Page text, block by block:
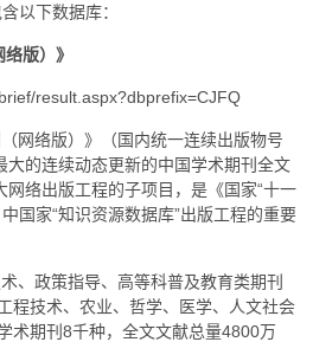
以下数据库：
版）》
result.aspx?dbprefix=CJFQ
网络版）》（国内统一连续出版物号
的连续动态更新的中国学术期刊全文
网络出版工程的子项目，是《国家“十一
国家“知识资源数据库”出版工程的重要
、政策指导、高等科普及教育类期刊
程技术、农业、哲学、医学、人文社会
术期刊8千种，全文文献总量4800万